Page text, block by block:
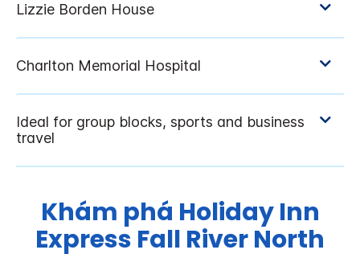
Khám phá Holiday Inn
Express Fall River North